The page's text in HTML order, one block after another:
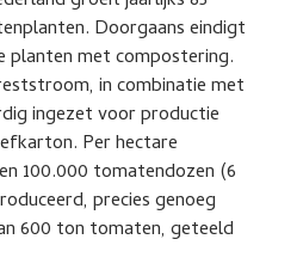
Doorgaans eindigt
planten met compostering.
in combinatie met
ingezet voor productie
Per hectare
100.000 tomatendozen (6
precies genoeg
600 ton tomaten, geteeld